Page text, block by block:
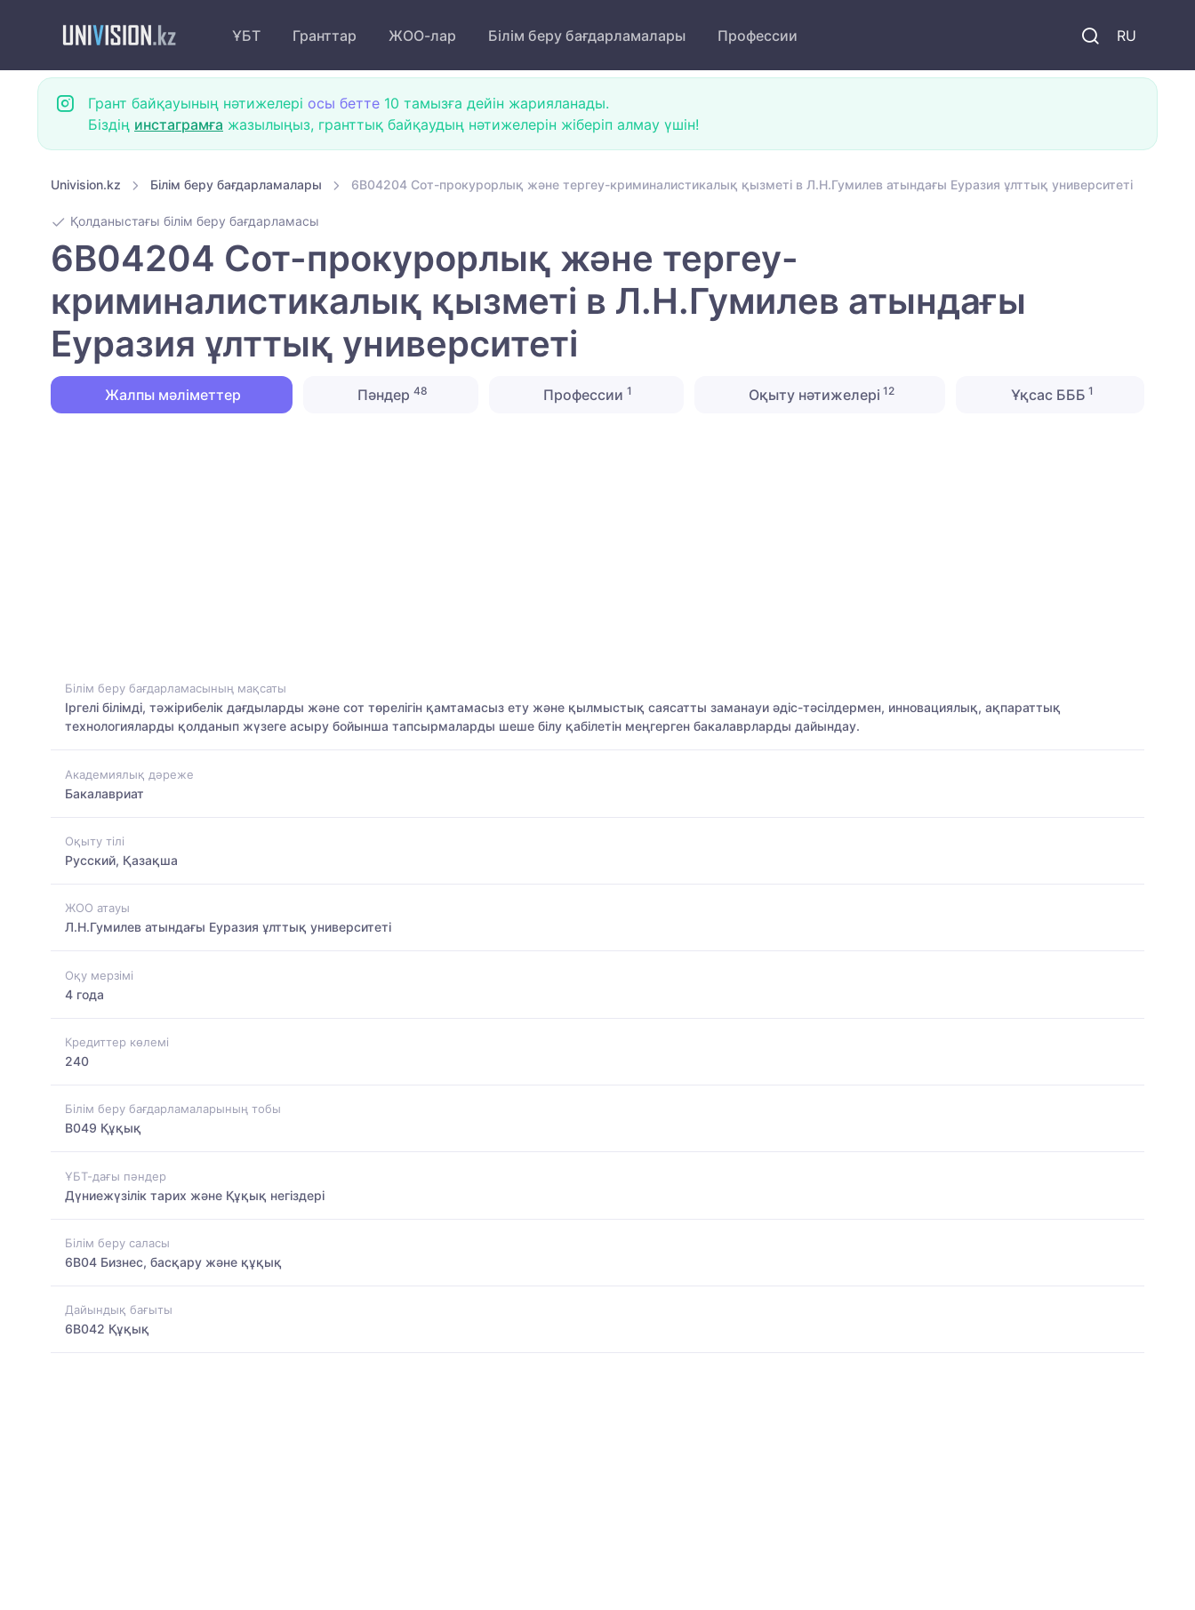
RU
ҰБТ Гранттар ЖОО-лар Білім беру бағдарламалары Профессии
Грант байқауының нәтижелері осы бетте 10 тамызға дейін жарияланады.
Біздің инстаграмға жазылыңыз, гранттық байқаудың нәтижелерін жіберіп алмау үшін!
Univision.kz Білім беру бағдарламалары 6B04204 Сот-прокурорлық және тергеу-криминалистикалық қызметі в Л.Н.Гумилев атындағы Еуразия ұлттық университеті
Қолданыстағы білім беру бағдарламасы
6B04204 Сот-прокурорлық және тергеу-
криминалистикалық қызметі в Л.Н.Гумилев атындағы
Еуразия ұлттық университеті
Жалпы мәліметтер Пәндер 48 Профессии1 Оқыту нәтижелері 12 Ұқсас БББ 1
Білім беру бағдарламасының мақсаты
Іргелі білімді, тәжірибелік дағдыларды және сот төрелігін қамтамасыз ету және қылмыстық саясатты заманауи әдіс-тәсілдермен, инновациялық, ақпараттық
технологияларды қолданып жүзеге асыру бойынша тапсырмаларды шеше білу қабілетін меңгерген бакалаврларды дайындау.
Академиялық дәреже
Бакалавриат
Оқыту тілі
Русский, Қазақша
ЖОО атауы
Л.Н.Гумилев атындағы Еуразия ұлттық университеті
Оқу мерзімі
4 года
Кредиттер көлемі
240
Білім беру бағдарламаларының тобы
B049 Құқық
ҰБТ-дағы пәндер
Дүниежүзілік тарих және Құқық негіздері
Білім беру саласы
6B04 Бизнес, басқару және құқық
Дайындық бағыты
6B042 Құқық